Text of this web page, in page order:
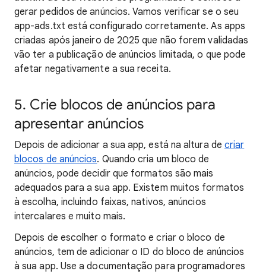
gerar pedidos de anúncios. Vamos verificar se o seu
app-ads.txt está configurado corretamente. As apps
criadas após janeiro de 2025 que não forem validadas
vão ter a publicação de anúncios limitada, o que pode
afetar negativamente a sua receita.
5. Crie blocos de anúncios para
apresentar anúncios
Depois de adicionar a sua app, está na altura de criar
blocos de anúncios. Quando cria um bloco de
anúncios, pode decidir que formatos são mais
adequados para a sua app. Existem muitos formatos
à escolha, incluindo faixas, nativos, anúncios
intercalares e muito mais.
Depois de escolher o formato e criar o bloco de
anúncios, tem de adicionar o ID do bloco de anúncios
à sua app. Use a documentação para programadores